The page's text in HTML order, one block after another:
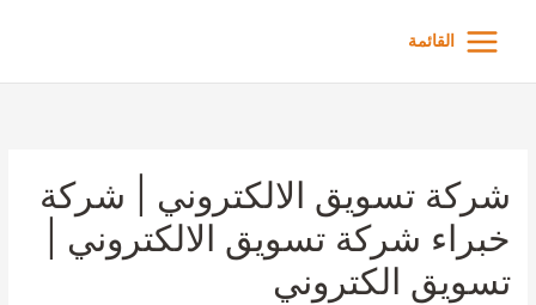
القائمة
شركة تسويق الالكتروني | شركة
خبراء شركة تسويق الالكتروني |
تسويق الكتروني